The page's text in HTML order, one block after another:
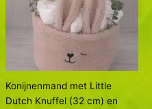
Konijnenmand met Little
Dutch Knuffel (32 cm) en